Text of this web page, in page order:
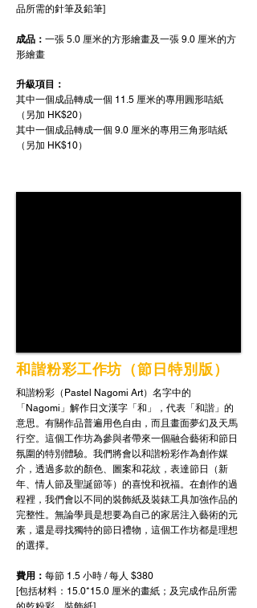
品所需的針筆及鉛筆]
成品： 一張 5.0 厘米的方形繪畫及一張 9.0 厘米的方
形繪畫
升級項目 ：
其中一個​成品轉成一個 11.5 厘米的專用圓形咭紙
（另加 HK$20）
其中一個​成品轉成一個 9.0 厘米的專用三角形咭紙
（另加 HK$10）
和諧粉彩工作坊（節日特別版）
和諧粉彩（Pastel Nagomi Art）名字中的
「Nagomi」解作日文漢字「和」，代表「和諧」的
意思。有關作品普遍用色自由，而且畫面夢幻及天馬
行空。這個工作坊為參與者帶來一個融合藝術和節日
氛圍的特別體驗。我們將會以和諧粉彩作為創作媒
介，透過多款的顏色、圖案和花紋，表達節日（新
年、情人節及聖誕節等）的喜悅和祝福。在創作的過
程裡，我們會以不同的裝飾紙及裝錶工具加強作品的
完整性。無論學員是想要為自己的家居注入藝術的元
素，還是尋找獨特的節日禮物，這個工作坊都是理想
的選擇。
費用： 每節 1.5 小時 / 每人 $380
[包括材料：15.0*15.0 厘米的畫紙；及完成作品所需